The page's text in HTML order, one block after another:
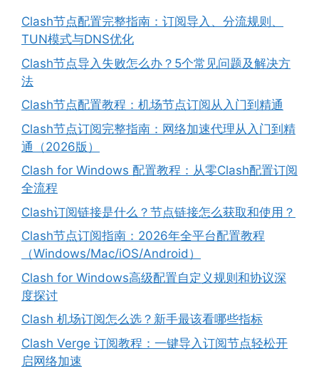
Clash节点配置完整指南：订阅导入、分流规则、
TUN模式与DNS优化
Clash节点导入失败怎么办？5个常见问题及解决方
法
Clash节点配置教程：机场节点订阅从入门到精通
Clash节点订阅完整指南：网络加速代理从入门到精
通（2026版）
Clash for Windows 配置教程：从零Clash配置订阅
全流程
Clash订阅链接是什么？节点链接怎么获取和使用？
Clash节点订阅指南：2026年全平台配置教程
（Windows/Mac/iOS/Android）
Clash for Windows高级配置自定义规则和协议深
度探讨
Clash 机场订阅怎么选？新手最该看哪些指标
Clash Verge 订阅教程：一键导入订阅节点轻松开
启网络加速